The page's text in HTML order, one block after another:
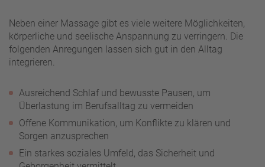
Neben einer Massage gibt es viele weitere Möglichkeiten,
körperliche und seelische Anspannung zu verringern. Die
folgenden Anregungen lassen sich gut in den Alltag
integrieren.
Ausreichend Schlaf und bewusste Pausen, um
Überlastung im Berufsalltag zu vermeiden
Offene Kommunikation, um Konflikte zu klären und
Sorgen anzusprechen
Ein starkes soziales Umfeld, das Sicherheit und